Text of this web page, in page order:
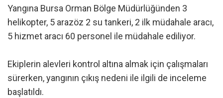
Yangına Bursa Orman Bölge Müdürlüğünden 3
helikopter, 5 arazöz 2 su tankeri, 2 ilk müdahale aracı,
5 hizmet aracı 60 personel ile müdahale ediliyor.
Ekiplerin alevleri kontrol altına almak için çalışmaları
sürerken, yangının çıkış nedeni ile ilgili de inceleme
başlatıldı.